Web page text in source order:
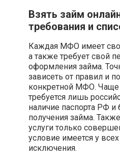
Взять займ
требования и
Каждая МФО имеет
а также требует свой
оформления займа.
зависеть от правил и
конкретной МФО. Чаще
требуется лишь
наличие паспорта РФ
получения займа.
услуги только
условие имеется у
исключения.